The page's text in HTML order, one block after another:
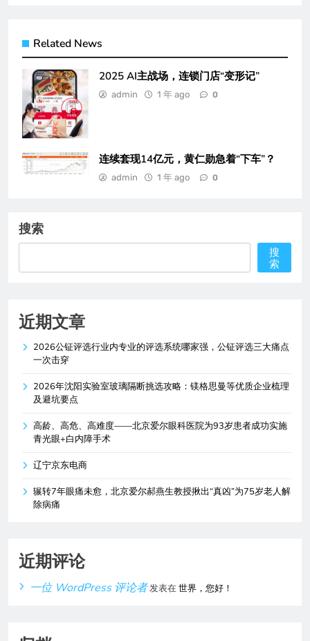
Related News
2025 AI主战场，连锁门店“变形记”
admin 1 年 ago 0
连续套现14亿元，黄仁勋急着“下车”？
admin 1 年 ago 0
搜索
搜
索
近期文章
2026公钲评选行业内专业的评选系统哪家强，公钲评选三大痛点
一次击穿
2026年沈阳实验室玻璃隔断挑选攻略：镁格思曼等优质企业梳理
及避坑要点
高龄、高危、高难度——北京爱尔眼科医院为93岁患者成功实施
青光眼+白内障手术
辽宁京东电商
辗转7年眼痛未愈，北京爱尔郝燕生教授揪出“真凶”为75岁老人解
除病痛
近期评论
一位 WordPress 评论者发表在世界，您好！